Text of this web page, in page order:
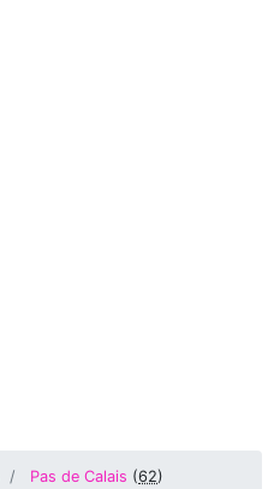
Pas de Calais (62)